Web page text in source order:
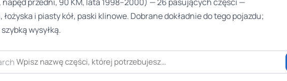
i piasty kół, paski klinowe. Dobrane dokładnie do tego pojazdu;
wysyłką.